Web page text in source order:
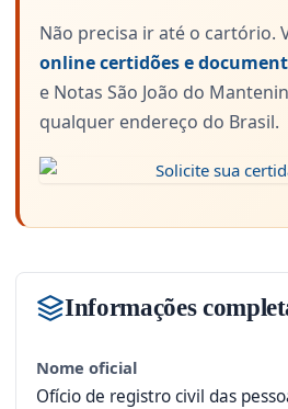
Não precisa ir até o cartório.
online certidões e
e Notas São João do
qualquer endereço do Brasil.
Informações
Nome oficial
Ofício de registro civil das